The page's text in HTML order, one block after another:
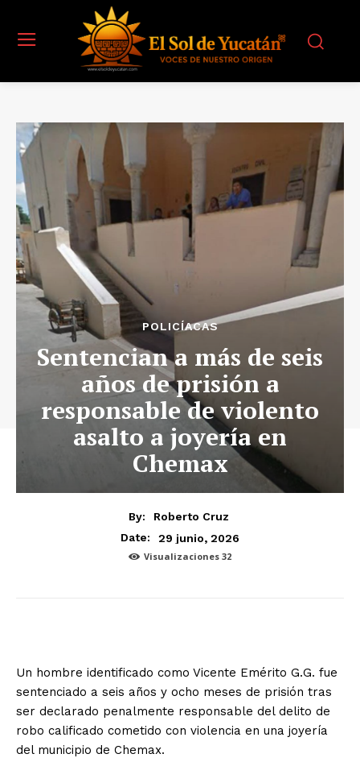
POLICÍACAS
Sentencian a más de seis
años de prisión a
responsable de violento
asalto a joyería en
Chemax
By:
Roberto Cruz
Date:
29 junio, 2026
Visualizaciones 32
Un hombre identificado como Vicente Emérito G.G. fue
sentenciado a seis años y ocho meses de prisión tras
ser declarado penalmente responsable del delito de
robo calificado cometido con violencia en una joyería
del municipio de Chemax.